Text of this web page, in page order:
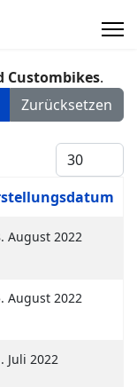
Custombikes.
Zurücksetzen
Anzeige #
August 2022
August 2022
Juli 2022